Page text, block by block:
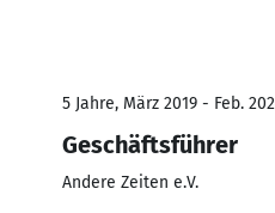
5 Jahre, März 2019 - Feb.
Geschäftsführer
Andere Zeiten e.V.